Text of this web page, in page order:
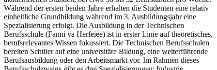
Während der ersten beiden Jahre erhalten die Studenten eine relativ
einheitliche Grundbildung während im 3. Ausbildungsjahr eine
Spezialisierung erfolgt. Die Ausbildung in der Technischen
Berufsschule (Fanni va Herfeiee) ist in erster Linie auf theoretisches,
berufsrelevantes Wissen fokussiert. Die Technischen Berufsschulen
bereiten Schüler auf eine universitäre Bildung, eine weiterführende
Berufsausbildung oder den Arbeitsmarkt vor. Im Rahmen dieses